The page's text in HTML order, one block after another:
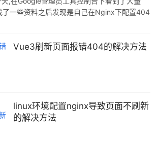
一些资料之后发现是自己在Nginx下配置404
于"软404"给出的说法是: 复制代码 代码如下:
a 404 response code f
Vue3刷新页面报错404的解决方法
linux环境配置nginx导致页面不刷新
的解决方法